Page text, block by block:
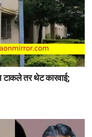
टाकले तर थेट कारवाई;